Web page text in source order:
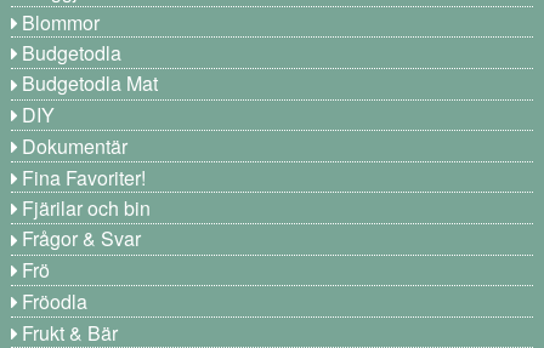
Blommor
Budgetodla
Budgetodla Mat
DIY
Dokumentär
Fina Favoriter!
Fjärilar och bin
Frågor & Svar
Frö
Fröodla
Frukt & Bär